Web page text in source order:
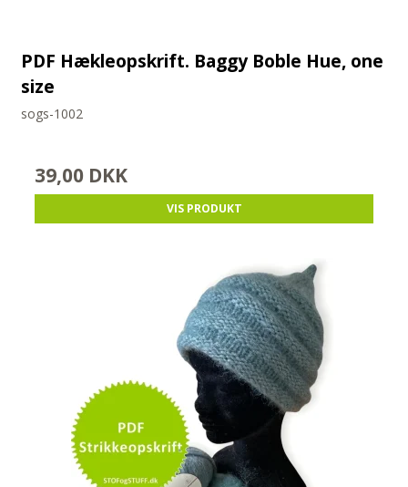
PDF Hækleopskrift. Baggy Boble Hue, one
size
sogs-1002
39,00 DKK
VIS PRODUKT